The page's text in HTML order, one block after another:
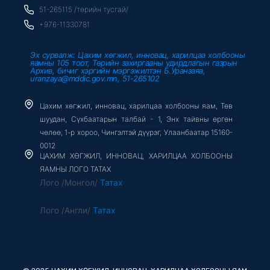
f
51-265115 /төрийн тусгай/
+976-11330781
Эх сурвалж: Цахим хөгжил, инновац, харилцаа холбооны
яамны 105 тоот, Төрийн захиргааны удирдлагын газрын
Архив, бичиг хэргийн мэргэжилтэн Б.Уранзаяа,
uranzaya@mddic.gov.mn, 51-265102
Цахим хөгжил, инновац, харилцаа холбооны яам, Төв
шуудан, Сүхбаатарын талбай - 1, Энх тайвны өргөн
чөлөө, 1-р хороо, Чингэлтэй дүүрэг, Улаанбаатар 15160-
0012
ЦАХИМ ХӨГЖИЛ, ИННОВАЦ, ХАРИЛЦАА ХОЛБООНЫ
ЯАМНЫ ЛОГО ТАТАХ
Лого /Монгол/ Татах
Лого /Англи/ Татах